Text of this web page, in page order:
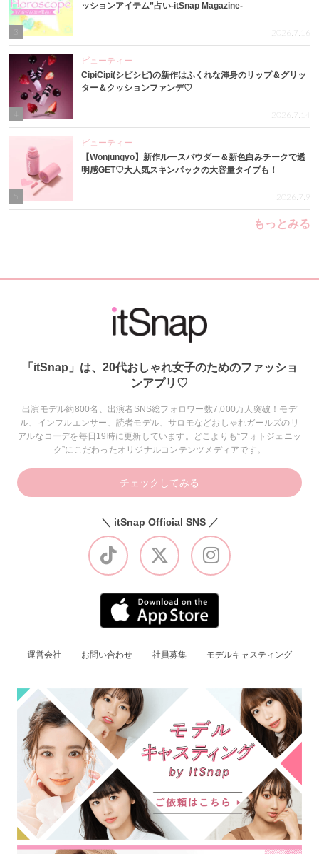
3
ッションアイテム”占い-itSnap Magazine-
2026.7.16
4
ビューティー
CipiCipi(シピシピ)の新作はふくれな渾身のリップ＆グリッ
ター＆クッションファンデ♡
2026.7.14
ビューティー
【Wonjungyo】新作ルースパウダー＆新色白みチークで透
明感GET♡大人気スキンパックの大容量タイプも！
2026.7.9
もっとみる
「itSnap」は、20代おしゃれ女子のためのファッショ
ンアプリ♡
出演モデル約800名、出演者SNS総フォロワー数7,000万人突破！モデ
ル、インフルエンサー、読者モデル、サロモなどおしゃれガールズのリ
アルなコーデを毎日19時に更新しています。どこよりも“フォトジェニッ
ク”にこだわったオリジナルコンテンツメディアです。
チェックしてみる
＼ itSnap Official SNS ／
運営会社 お問い合わせ 社員募集 モデルキャスティング